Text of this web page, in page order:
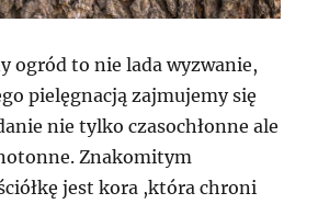
ogród to nie lada wyzwanie,
pielęgnacją zajmujemy się
nie tylko czasochłonne ale
Znakomitym
jest kora ,która chroni